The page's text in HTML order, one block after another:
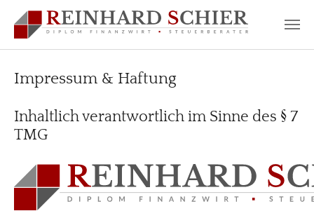
Zum Hauptinhalt springen
Impressum & Haftung
Inhaltlich verantwortlich im Sinne des § 7
TMG